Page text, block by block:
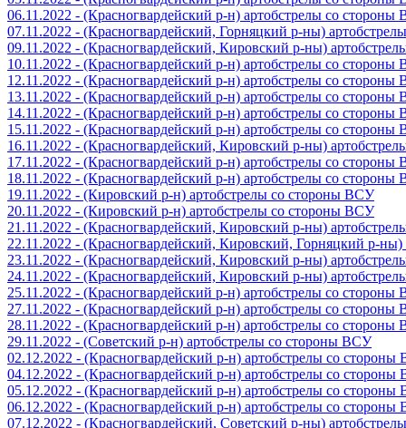
06.11.2022 - (Красногвардейский р-н) артобстрелы со стороны
07.11.2022 - (Красногвардейский, Горняцкий р-ны)
09.11.2022 - (Красногвардейский, Кировский р-ны)
10.11.2022 - (Красногвардейский р-н) артобстрелы со стороны
12.11.2022 - (Красногвардейский р-н) артобстрелы со стороны
13.11.2022 - (Красногвардейский р-н) артобстрелы со стороны
14.11.2022 - (Красногвардейский р-н) артобстрелы со стороны
15.11.2022 - (Красногвардейский р-н) артобстрелы со стороны
16.11.2022 - (Красногвардейский, Кировский р-ны)
17.11.2022 - (Красногвардейский р-н) артобстрелы со стороны
18.11.2022 - (Красногвардейский р-н) артобстрелы со стороны
19.11.2022 - (Кировский р-н) артобстрелы со стороны ВСУ
20.11.2022 - (Кировский р-н) артобстрелы со стороны ВСУ
21.11.2022 - (Красногвардейский, Кировский р-ны)
22.11.2022 - (Красногвардейский, Кировский, Горняцкий р-
23.11.2022 - (Красногвардейский, Кировский р-ны)
24.11.2022 - (Красногвардейский, Кировский р-ны)
25.11.2022 - (Красногвардейский р-н) артобстрелы со стороны
27.11.2022 - (Красногвардейский р-н) артобстрелы со стороны
28.11.2022 - (Красногвардейский р-н) артобстрелы со стороны
29.11.2022 - (Советский р-н) артобстрелы со стороны ВСУ
02.12.2022 - (Красногвардейский р-н) артобстрелы со
04.12.2022 - (Красногвардейский р-н) артобстрелы со
05.12.2022 - (Красногвардейский р-н) артобстрелы со
06.12.2022 - (Красногвардейский р-н) артобстрелы со
07.12.2022 - (Красногвардейский, Советский р-ны)